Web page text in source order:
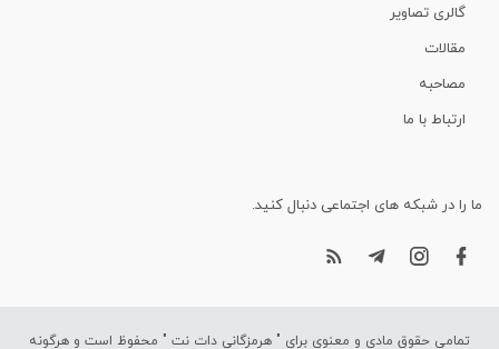
گالری تصاویر
مقالات
مصاحبه
ارتباط با ما
ما را در شبکه های اجتماعی دنبال کنید.
تمامی حقوق مادی و معنوی برای " هرمزگانی دات نت " محفوظ است و هرگونه